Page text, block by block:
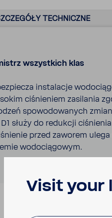
TECH­NICZNE
wszyst­kich klas
insta­lacje
ciśnie­niem zasi­lania
spowo­do­wa­nych
służy do redukcji
przed zaworem
wodo­cią­gowym.
Visit your